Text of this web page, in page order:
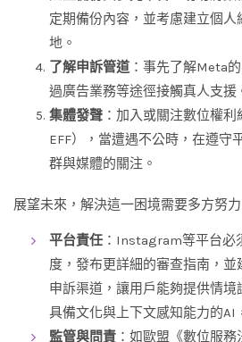
定期備份內容，並考慮建立個
地。
了解申訴管道 ：事先了解Meta
過廣告業務等途徑接觸真人支援
集體發聲 ：加入或關注數位權
EFF），當遭遇不公時，在遵守
群與媒體的關注。
展望未來，解決這一困境需要多方努力
平台責任 ：Instagram等平台必
度，發布更詳細的審查指南，
申訴渠道，讓用戶能夠提供情境
具備文化與上下文感知能力的AI
監管與問責 ：如歐盟《數位服